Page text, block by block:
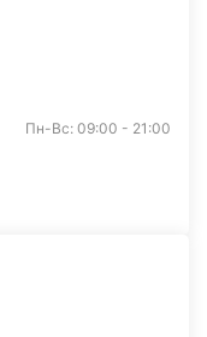
Пн-Вс: 09:00 - 21:00